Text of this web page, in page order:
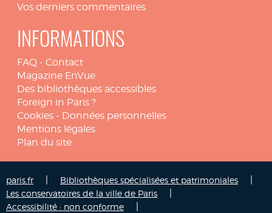
Vos derniers commentaires
INFORMATIONS
FAQ - Contact
Magazine EnVue
Des bibliothèques accessibles
Foreign in Paris ?
Cookies - Données personnelles
Mentions légales
Plan du site
paris.fr Bibliothèques spécialisées et patrimoniales
Les conservatoires de la ville de Paris
Accessibilité : non conforme